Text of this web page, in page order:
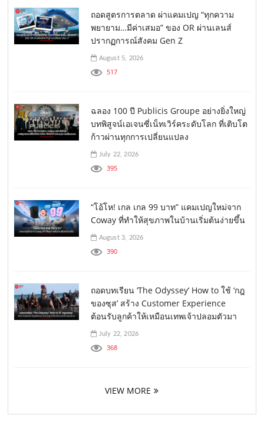
ถอดสูตรการตลาด ผ่าแคมเปญ “ทุกความ
พยายาม…มีค่าเสมอ” ของ OR ผ่านเลนส์
ปรากฏการณ์สังคม Gen Z
August 5, 2026
517
ฉลอง 100 ปี Publicis Groupe อย่างยิ่งใหญ่
บทพิสูจน์เอเจนซี่เน็ทเวิร์คระดับโลก ที่เติบโต
ก้าวผ่านทุกการเปลี่ยนแปลง
July 22, 2026
395
“โอ้โห! เกล เกล 99 บาท” แคมเปญใหม่จาก
Coway ที่ทำให้สุขภาพในบ้านเริ่มต้นง่ายขึ้น
August 3, 2026
390
ถอดบทเรียน ‘The Odyssey’ How to ใช้ ‘กฎ
ของซุส’ สร้าง Customer Experience
ต้อนรับลูกค้าให้เหมือนเทพเจ้าปลอมตัวมา
July 22, 2026
368
VIEW MORE